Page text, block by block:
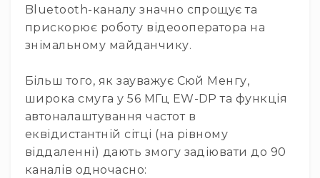
Спікерфони
Конференційні
системи
Системи
синхронного
перекладу
Презентаційні/
екскурсійні
системи
Bluetooth-каналу значно спрощує та
прискорює роботу відеооператора на
знімальному майданчику.
Більш того, як зауважує Сюй Менгу,
широка смуга у 56 МГц EW-DP та функція
автоналаштування частот в
еквідистантній сітці (на рівному
віддаленні) дають змогу задіювати до 90
каналів одночасно: